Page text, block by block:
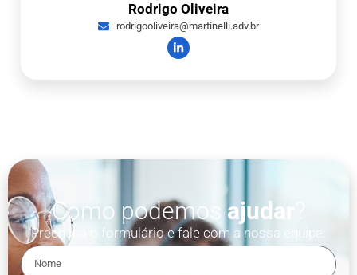
Rodrigo Oliveira
rodrigooliveira@martinelli.adv.br
Como podemos ajudar
Preencha o formulário e fale com a nossa equipe.